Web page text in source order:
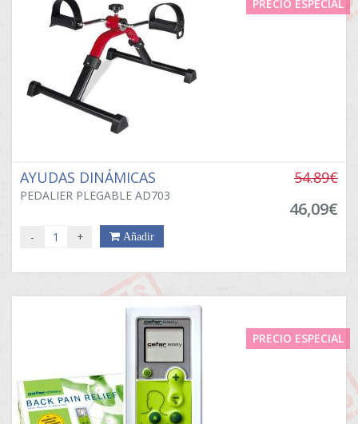
PRECIO ESPECIAL
AYUDAS DINÁMICAS
PEDALIER PLEGABLE AD703
54.89€
46,09€
- + Añadir
PRECIO ESPECIAL